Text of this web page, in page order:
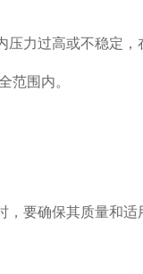
压力过高或不稳定
范围内。
，要确保其质量和